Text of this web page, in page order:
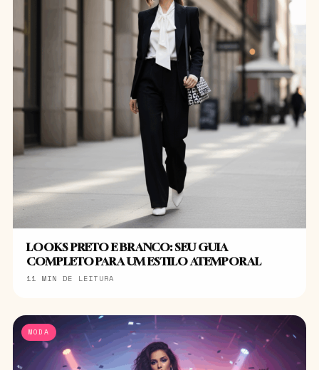
LOOKS PRETO E BRANCO: SEU GUIA
COMPLETO PARA UM ESTILO ATEMPORAL
11 MIN DE LEITURA
MODA